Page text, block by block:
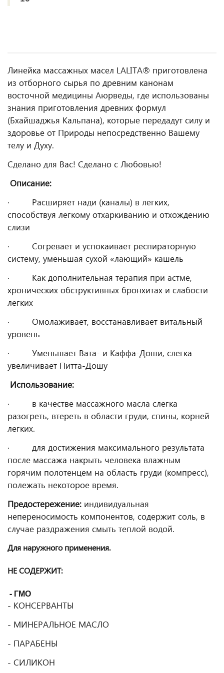
Линейка массажных масел LALITA® приготовлена
из отборного сырья по древним канонам
восточной медицины Аюрведы, где использованы
знания приготовления древних формул
(Бхайшаджья Кальпана), которые передадут силу и
здоровье от Природы непосредственно Вашему
телу и Духу.
Сделано для Вас! Сделано с Любовью!
Описание:
· Расширяет нади (каналы) в легких,
способствуя легкому отхаркиванию и отхождению
слизи
· Согревает и успокаивает респираторную
систему, уменьшая сухой «лающий» кашель
· Как дополнительная терапия при астме,
хронических обструктивных бронхитах и слабости
легких
· Омолаживает, восстанавливает витальный
уровень
· Уменьшает Вата- и Каффа-Доши, слегка
увеличивает Питта-Дошу
Использование:
· в качестве массажного масла слегка
разогреть, втереть в области груди, спины, корней
легких.
· для достижения максимального результата
после массажа накрыть человека влажным
горячим полотенцем на область груди (компресс),
полежать некоторое время.
Предостережение: индивидуальная
непереносимость компонентов, содержит соль, в
случае раздражения смыть теплой водой.
Для наружного применения.
НЕ СОДЕРЖИТ:
- ГМО
- КОНСЕРВАНТЫ
- МИНЕРАЛЬНОЕ МАСЛО
- ПАРАБЕНЫ
- СИЛИКОН